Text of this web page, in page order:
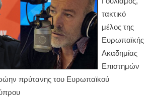
τακτικό
μέλος της
Ευρωπαϊκής
Ακαδημίας
Επιστημών
πρύτανης του Ευρωπαϊκού